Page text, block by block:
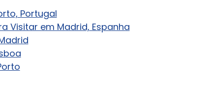
Portugal
Visitar em Madrid, Espanha